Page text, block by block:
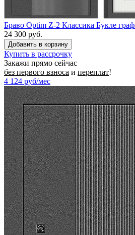
Браво Optim Z-2 Классика Букле
24 300 руб.
Купить в рассрочку
Закажи прямо сейчас
без первого взноса и переплат!
4 124 руб/мес